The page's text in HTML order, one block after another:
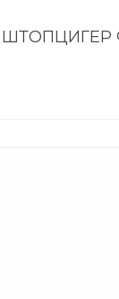
ШТОПЦИГЕР